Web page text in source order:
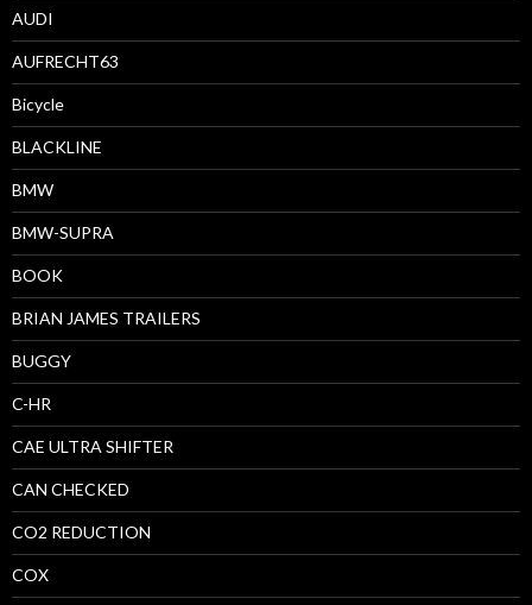
AUDI
AUFRECHT63
Bicycle
BLACKLINE
BMW
BMW-SUPRA
BOOK
BRIAN JAMES TRAILERS
BUGGY
C-HR
CAE ULTRA SHIFTER
CAN CHECKED
CO2 REDUCTION
COX